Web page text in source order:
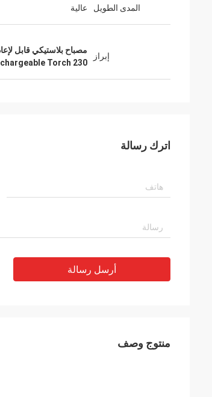
المدى الطويل عالية
إبراز
مصباح بلاستيكي قابل لإعادة الشحن,230 لومن مشعل قابل لإعادة الشحن,مشعل
230 Lumens Rechargeable Torch
اترك رسالة
أرسل رسالة
منتوج وصف